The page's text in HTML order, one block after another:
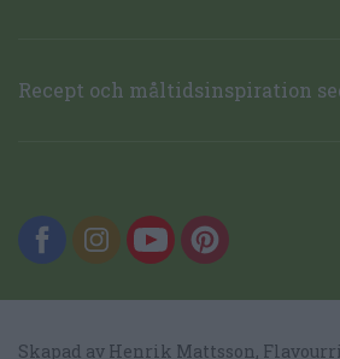
Recept och måltidsinspiration
Skapad av Henrik Mattsson,